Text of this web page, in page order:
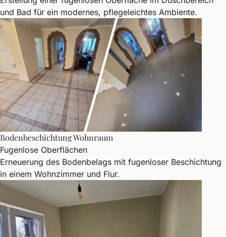
und Bad für ein modernes, pflegeleichtes Ambiente.
Bodenbeschichtung Wohnraum
Fugenlose Oberflächen
Erneuerung des Bodenbelags mit fugenloser Beschichtung
in einem Wohnzimmer und Flur.